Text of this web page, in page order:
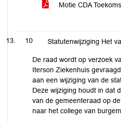
Motie CDA
10 Statutenwijziging Het
De raad wordt op verzoek
Iterson Ziekenhuis
aan een wijziging van de
Deze wijziging houdt in dat
van de gemeenteraad op
naar het college van